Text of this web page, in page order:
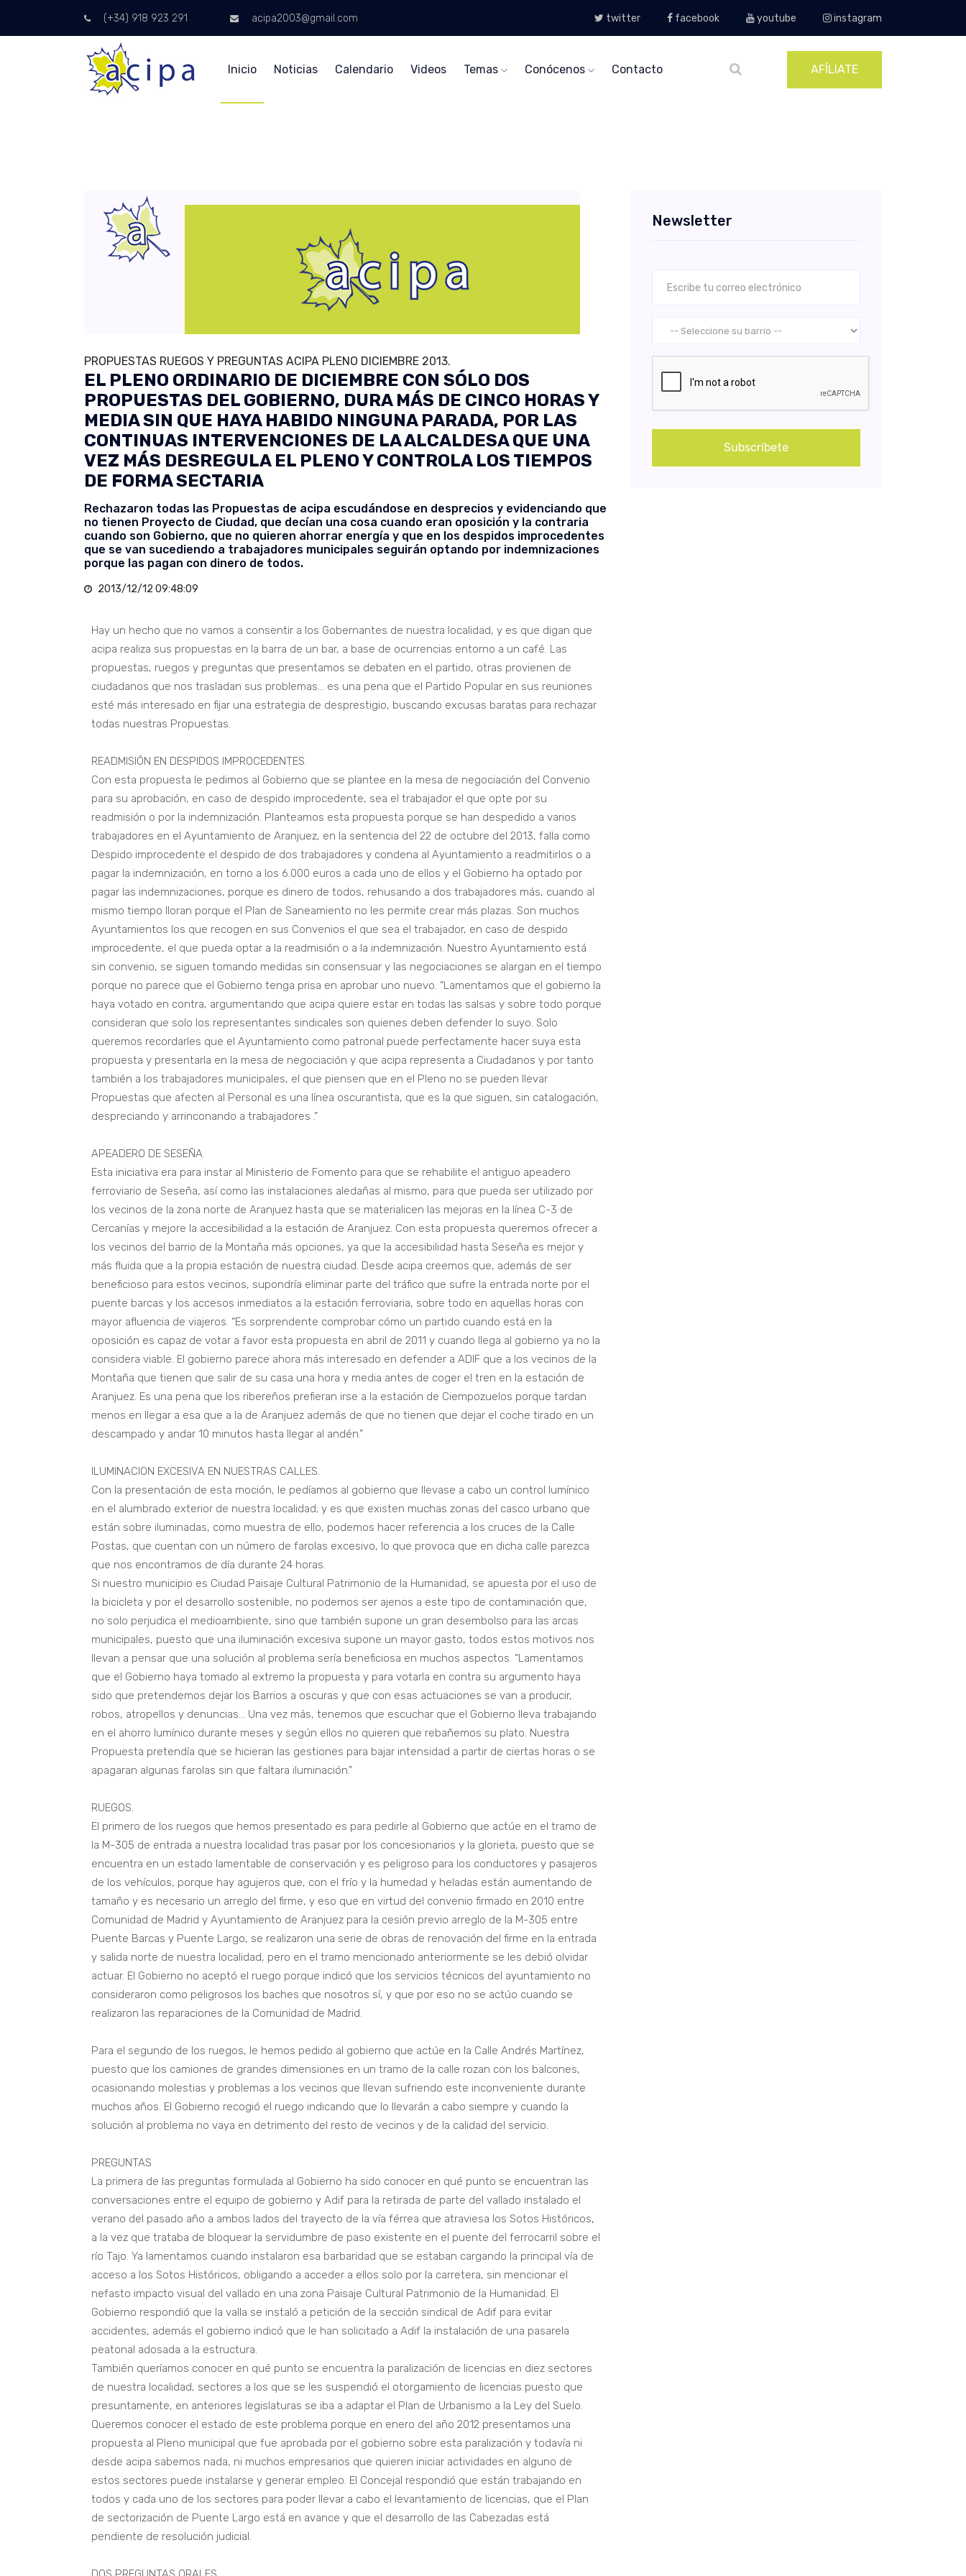
(+34) 918 923 291 acipa2003@gmail.com twitter facebook youtube instagram
Inicio Noticias Calendario Videos Temas Conócenos Contacto AFÍLIATE
PROPUESTAS RUEGOS Y PREGUNTAS ACIPA PLENO DICIEMBRE 2013.
EL PLENO ORDINARIO DE DICIEMBRE CON SÓLO DOS
PROPUESTAS DEL GOBIERNO, DURA MÁS DE CINCO HORAS Y
MEDIA SIN QUE HAYA HABIDO NINGUNA PARADA, POR LAS
CONTINUAS INTERVENCIONES DE LA ALCALDESA QUE UNA
VEZ MÁS DESREGULA EL PLENO Y CONTROLA LOS TIEMPOS
DE FORMA SECTARIA
Rechazaron todas las Propuestas de acipa escudándose en desprecios y evidenciando que
no tienen Proyecto de Ciudad, que decían una cosa cuando eran oposición y la contraria
cuando son Gobierno, que no quieren ahorrar energía y que en los despidos improcedentes
que se van sucediendo a trabajadores municipales seguirán optando por indemnizaciones
porque las pagan con dinero de todos.
2013/12/12 09:48:09
Hay un hecho que no vamos a consentir a los Gobernantes de nuestra localidad, y es que digan que
acipa realiza sus propuestas en la barra de un bar, a base de ocurrencias entorno a un café. Las
propuestas, ruegos y preguntas que presentamos se debaten en el partido, otras provienen de
ciudadanos que nos trasladan sus problemas... es una pena que el Partido Popular en sus reuniones
esté más interesado en fijar una estrategia de desprestigio, buscando excusas baratas para rechazar
todas nuestras Propuestas.
READMISIÓN EN DESPIDOS IMPROCEDENTES.
Con esta propuesta le pedimos al Gobierno que se plantee en la mesa de negociación del Convenio
para su aprobación, en caso de despido improcedente, sea el trabajador el que opte por su
readmisión o por la indemnización. Planteamos esta propuesta porque se han despedido a varios
trabajadores en el Ayuntamiento de Aranjuez, en la sentencia del 22 de octubre del 2013, falla como
Despido improcedente el despido de dos trabajadores y condena al Ayuntamiento a readmitirlos o a
pagar la indemnización, en torno a los 6.000 euros a cada uno de ellos y el Gobierno ha optado por
pagar las indemnizaciones, porque es dinero de todos, rehusando a dos trabajadores más, cuando al
mismo tiempo lloran porque el Plan de Saneamiento no les permite crear más plazas. Son muchos
Ayuntamientos los que recogen en sus Convenios el que sea el trabajador, en caso de despido
improcedente, el que pueda optar a la readmisión o a la indemnización. Nuestro Ayuntamiento está
sin convenio, se siguen tomando medidas sin consensuar y las negociaciones se alargan en el tiempo
porque no parece que el Gobierno tenga prisa en aprobar uno nuevo. “Lamentamos que el gobierno la
haya votado en contra, argumentando que acipa quiere estar en todas las salsas y sobre todo porque
consideran que solo los representantes sindicales son quienes deben defender lo suyo. Solo
queremos recordarles que el Ayuntamiento como patronal puede perfectamente hacer suya esta
propuesta y presentarla en la mesa de negociación y que acipa representa a Ciudadanos y por tanto
también a los trabajadores municipales, el que piensen que en el Pleno no se pueden llevar
Propuestas que afecten al Personal es una línea oscurantista, que es la que siguen, sin catalogación,
despreciando y arrinconando a trabajadores .”
APEADERO DE SESEÑA.
Esta iniciativa era para instar al Ministerio de Fomento para que se rehabilite el antiguo apeadero
ferroviario de Seseña, así como las instalaciones aledañas al mismo, para que pueda ser utilizado por
los vecinos de la zona norte de Aranjuez hasta que se materialicen las mejoras en la línea C-3 de
Cercanías y mejore la accesibilidad a la estación de Aranjuez. Con esta propuesta queremos ofrecer a
los vecinos del barrio de la Montaña más opciones, ya que la accesibilidad hasta Seseña es mejor y
más fluida que a la propia estación de nuestra ciudad. Desde acipa creemos que, además de ser
beneficioso para estos vecinos, supondría eliminar parte del tráfico que sufre la entrada norte por el
puente barcas y los accesos inmediatos a la estación ferroviaria, sobre todo en aquellas horas con
mayor afluencia de viajeros. “Es sorprendente comprobar cómo un partido cuando está en la
oposición es capaz de votar a favor esta propuesta en abril de 2011 y cuando llega al gobierno ya no la
considera viable. El gobierno parece ahora más interesado en defender a ADIF que a los vecinos de la
Montaña que tienen que salir de su casa una hora y media antes de coger el tren en la estación de
Aranjuez. Es una pena que los ribereños prefieran irse a la estación de Ciempozuelos porque tardan
menos en llegar a esa que a la de Aranjuez además de que no tienen que dejar el coche tirado en un
descampado y andar 10 minutos hasta llegar al andén.”
ILUMINACION EXCESIVA EN NUESTRAS CALLES.
Con la presentación de esta moción, le pedíamos al gobierno que llevase a cabo un control lumínico
en el alumbrado exterior de nuestra localidad; y es que existen muchas zonas del casco urbano que
están sobre iluminadas, como muestra de ello, podemos hacer referencia a los cruces de la Calle
Postas, que cuentan con un número de farolas excesivo, lo que provoca que en dicha calle parezca
que nos encontramos de día durante 24 horas.
Si nuestro municipio es Ciudad Paisaje Cultural Patrimonio de la Humanidad, se apuesta por el uso de
la bicicleta y por el desarrollo sostenible, no podemos ser ajenos a este tipo de contaminación que,
no solo perjudica el medioambiente, sino que también supone un gran desembolso para las arcas
municipales, puesto que una iluminación excesiva supone un mayor gasto, todos estos motivos nos
llevan a pensar que una solución al problema sería beneficiosa en muchos aspectos. “Lamentamos
que el Gobierno haya tomado al extremo la propuesta y para votarla en contra su argumento haya
sido que pretendemos dejar los Barrios a oscuras y que con esas actuaciones se van a producir,
robos, atropellos y denuncias... Una vez más, tenemos que escuchar que el Gobierno lleva trabajando
en el ahorro lumínico durante meses y según ellos no quieren que rebañemos su plato. Nuestra
Propuesta pretendía que se hicieran las gestiones para bajar intensidad a partir de ciertas horas o se
apagaran algunas farolas sin que faltara iluminación.”
RUEGOS.
El primero de los ruegos que hemos presentado es para pedirle al Gobierno que actúe en el tramo de
la M-305 de entrada a nuestra localidad tras pasar por los concesionarios y la glorieta, puesto que se
encuentra en un estado lamentable de conservación y es peligroso para los conductores y pasajeros
de los vehículos, porque hay agujeros que, con el frío y la humedad y heladas están aumentando de
tamaño y es necesario un arreglo del firme, y eso que en virtud del convenio firmado en 2010 entre
Comunidad de Madrid y Ayuntamiento de Aranjuez para la cesión previo arreglo de la M-305 entre
Puente Barcas y Puente Largo, se realizaron una serie de obras de renovación del firme en la entrada
y salida norte de nuestra localidad, pero en el tramo mencionado anteriormente se les debió olvidar
actuar. El Gobierno no aceptó el ruego porque indicó que los servicios técnicos del ayuntamiento no
consideraron como peligrosos los baches que nosotros sí, y que por eso no se actúo cuando se
realizaron las reparaciones de la Comunidad de Madrid.
Para el segundo de los ruegos, le hemos pedido al gobierno que actúe en la Calle Andrés Martínez,
puesto que los camiones de grandes dimensiones en un tramo de la calle rozan con los balcones,
ocasionando molestias y problemas a los vecinos que llevan sufriendo este inconveniente durante
muchos años. El Gobierno recogió el ruego indicando que lo llevarán a cabo siempre y cuando la
solución al problema no vaya en detrimento del resto de vecinos y de la calidad del servicio.
PREGUNTAS
La primera de las preguntas formulada al Gobierno ha sido conocer en qué punto se encuentran las
conversaciones entre el equipo de gobierno y Adif para la retirada de parte del vallado instalado el
verano del pasado año a ambos lados del trayecto de la vía férrea que atraviesa los Sotos Históricos,
a la vez que trataba de bloquear la servidumbre de paso existente en el puente del ferrocarril sobre el
río Tajo. Ya lamentamos cuando instalaron esa barbaridad que se estaban cargando la principal vía de
acceso a los Sotos Históricos, obligando a acceder a ellos solo por la carretera, sin mencionar el
nefasto impacto visual del vallado en una zona Paisaje Cultural Patrimonio de la Humanidad. El
Gobierno respondió que la valla se instaló a petición de la sección sindical de Adif para evitar
accidentes, además el gobierno indicó que le han solicitado a Adif la instalación de una pasarela
peatonal adosada a la estructura.
También queríamos conocer en qué punto se encuentra la paralización de licencias en diez sectores
de nuestra localidad, sectores a los que se les suspendió el otorgamiento de licencias puesto que
presuntamente, en anteriores legislaturas se iba a adaptar el Plan de Urbanismo a la Ley del Suelo.
Queremos conocer el estado de este problema porque en enero del año 2012 presentamos una
propuesta al Pleno municipal que fue aprobada por el gobierno sobre esta paralización y todavía ni
desde acipa sabemos nada, ni muchos empresarios que quieren iniciar actividades en alguno de
estos sectores puede instalarse y generar empleo. El Concejal respondió que están trabajando en
todos y cada uno de los sectores para poder llevar a cabo el levantamiento de licencias, que el Plan
de sectorización de Puente Largo está en avance y que el desarrollo de las Cabezadas está
pendiente de resolución judicial.
Newsletter
Subscríbete